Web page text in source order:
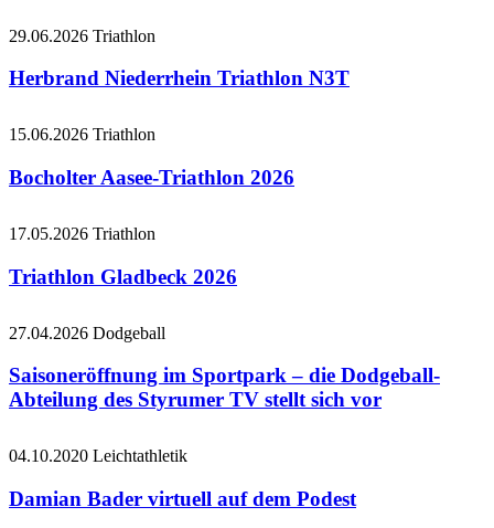
29.06.2026 Triathlon
Herbrand Niederrhein Triathlon N3T
15.06.2026 Triathlon
Bocholter Aasee-Triathlon 2026
17.05.2026 Triathlon
Triathlon Gladbeck 2026
27.04.2026 Dodgeball
Saisoneröffnung im Sportpark – die Dodgeball-
Abteilung des Styrumer TV stellt sich vor
04.10.2020 Leichtathletik
Damian Bader virtuell auf dem Podest